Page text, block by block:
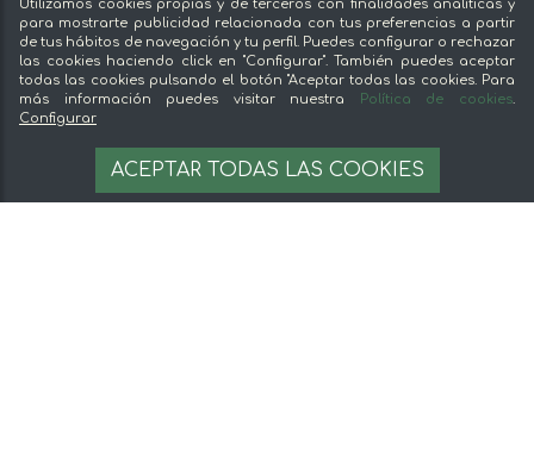
182,87 €
Fidelización
Preguntas frecuentes
Legal
Aviso legal
Términos y condiciones
Pago seguro
Utilizamos cookies propias y de terceros con finalidades analíticas y
para mostrarte publicidad relacionada con tus preferencias a partir
de tus hábitos de navegación y tu perfil. Puedes configurar o rechazar
las cookies haciendo click en "Configurar". También puedes aceptar
todas las cookies pulsando el botón "Aceptar todas las cookies. Para
más información puedes visitar nuestra
Política de cookies.
Configurar
ACEPTAR TODAS LAS COOKIES